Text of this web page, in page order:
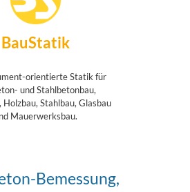
BauStatik
orientierte Statik für
und Stahlbetonbau,
Holzbau, Stahlbau, Glasbau
Mauerwerksbau.
Bemessung,